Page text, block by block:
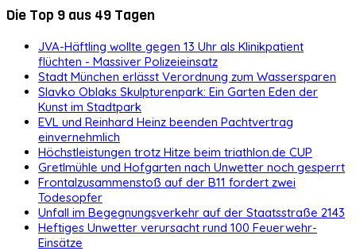
Die Top 9 aus 49 Tagen
JVA-Häftling wollte gegen 13 Uhr als Klinikpatient
flüchten - Massiver Polizeieinsatz
Stadt München erlässt Verordnung zum Wassersparen
Slavko Oblaks Skulpturenpark: Ein Garten Eden der
Kunst im Stadtpark
EVL und Reinhard Heinz beenden Pachtvertrag
einvernehmlich
Höchstleistungen trotz Hitze beim triathlon.de CUP
Gretlmühle und Hofgarten nach Unwetter noch gesperrt
Frontalzusammenstoß auf der B11 fordert zwei
Todesopfer
Unfall im Begegnungsverkehr auf der Staatsstraße 2143
Heftiges Unwetter verursacht rund 100 Feuerwehr-
Einsätze